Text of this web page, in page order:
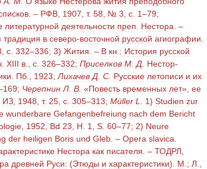
. – РФВ 1907 т. 58 , № 3 с 1–79;
литературной деятельности преп Нестора . –
традиция в северо-восточной русской агиографии
с 332–336; 3) Жития . – В кн : История русской
XIII в с 326–332; Приселков М Д Нестор-
Пб 1923; Лихачев Д С Русские летописи и их
169; Черепнин Л В «Повесть временных лет», ее
ИЗ 1948 т. 25 с 305–313; Müller L 1) Studien zur
wunderbare Gefangenbefreiung nach dem Bericht
1952 Bd 23 H 1 S 60–77; 2) Neure
der heiligen Boris und Gleb . – Opera slavica
Нестора как писателя . – ТОДРЛ
древней Руси: (Этюды и характеристики). М .; Л